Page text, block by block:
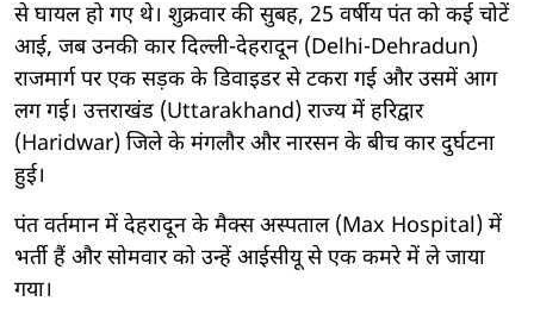
से घायल हो गए थे। शुक्रवार की सुबह, 25 वर्षीय पंत को कई चोटें
आई, जब उनकी कार दिल्ली-देहरादून (Delhi-Dehradun)
राजमार्ग पर एक सड़क के डिवाइडर से टकरा गई और उसमें आग
लग गई। उत्तराखंड (Uttarakhand) राज्य में हरिद्वार
(Haridwar) जिले के मंगलौर और नारसन के बीच कार दुर्घटना
हुई।
पंत वर्तमान में देहरादून के मैक्स अस्पताल (Max Hospital) में
भर्ती हैं और सोमवार को उन्हें आईसीयू से एक कमरे में ले जाया
गया।